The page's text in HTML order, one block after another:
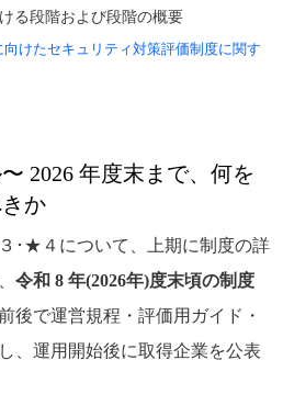
る段階および段階の概要
けたセキュリティ対策評価制度に関す
2026 年度末まで、何を
か
･★４について、上期に制度の詳
令和 8 年(2026年)度末頃の制度
後で運営規程・評価用ガイド・
、運用開始後に取得企業を公表